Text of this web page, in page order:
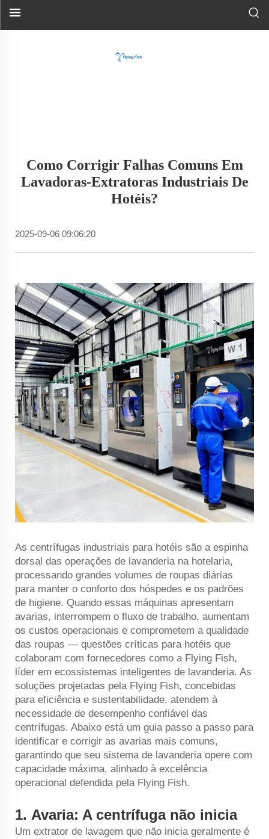
Como Corrigir Falhas Comuns Em
Lavadoras-Extratoras Industriais De
Hotéis?
2025-09-06 09:06:20
As centrífugas industriais para hotéis são a espinha
dorsal das operações de lavanderia na hotelaria,
processando grandes volumes de roupas diárias
para manter o conforto dos hóspedes e os padrões
de higiene. Quando essas máquinas apresentam
avarias, interrompem o fluxo de trabalho, aumentam
os custos operacionais e comprometem a qualidade
das roupas — questões críticas para hotéis que
colaboram com fornecedores como a Flying Fish,
líder em ecossistemas inteligentes de lavanderia. As
soluções projetadas pela Flying Fish, concebidas
para eficiência e sustentabilidade, atendem à
necessidade de desempenho confiável das
centrífugas. Abaixo está um guia passo a passo para
identificar e corrigir as avarias mais comuns,
garantindo que seu sistema de lavanderia opere com
capacidade máxima, alinhado à excelência
operacional defendida pela Flying Fish.
1. Avaria: A centrífuga não inicia
Um extrator de lavagem que não inicia geralmente é